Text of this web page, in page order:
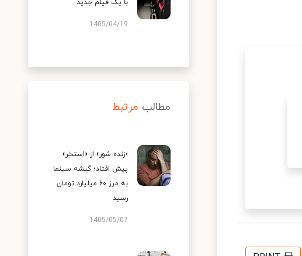
با یک فیلم جدید
1405/04/19
مطالب مرتبط
«زنده شور» از «استخر»
پیش افتاد؛ گیشه سینما
به مرز ۶۰ میلیارد تومان
رسید
1405/05/07